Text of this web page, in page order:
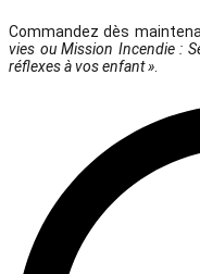
Commandez dès
vies ou Mission Incendie :
réflexes à vos enfant »